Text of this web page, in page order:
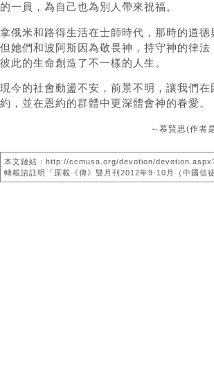
的一員，為自己也為別人帶來祝福。
拿俄米和路得生活在士師時代，那時的道德
但她們和波阿斯因為敬畏神，持守神的律法
彼此的生命創造了不一樣的人生。
現今的社會動盪不安，前景不明，讓我們在
約，並在恩約的群體中更深體會神的眷愛。
～慕賢思(作者
本文鏈結：http://ccmusa.org/devotion/
轉載請註明「原載《傳》雙月刊2012年9-10月（中國信